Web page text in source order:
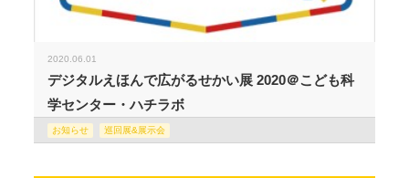
2020.06.01
デジタルえほんで広がるせかい展 2020＠こども科
学センター・ハチラボ
お知らせ 巡回展&展示会